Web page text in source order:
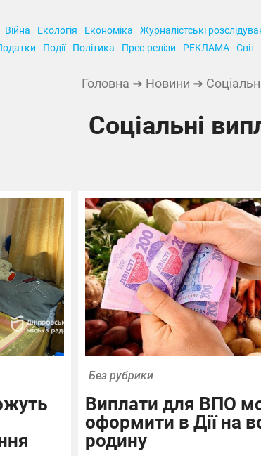
Війна Екологія Економіка Журналістські
Події Політика Прес-релізи РЕКЛАМА Світ
Головна ➜ Новини ➜
Соціальні
Без рубрики
Виплати для ВПО
оформити в Дії на
родину